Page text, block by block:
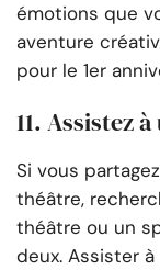
émotions que
aventure
pour le 1er
11. Assistez
Si vous
théâtre,
théâtre ou un
deux. Assister